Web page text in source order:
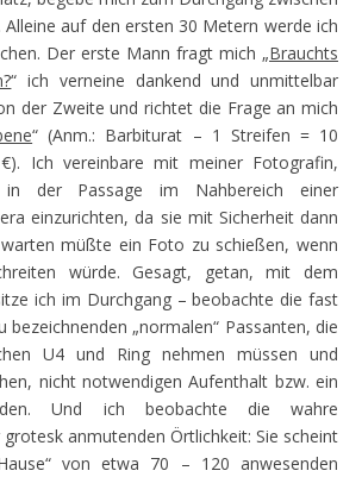
auf den ersten 30 Metern werde ich
Der erste Mann fragt mich „Brauchts
“ ich verneine dankend und unmittelbar
der Zweite und richtet die Frage an mich
“ (Anm.: Barbiturat – 1 Streifen = 10
Ich vereinbare mit meiner Fotografin,
in der Passage im Nahbereich einer
einzurichten, da sie mit Sicherheit dann
müßte ein Foto zu schießen, wenn
würde. Gesagt, getan, mit dem
ich im Durchgang – beobachte die fast
bezeichnenden „normalen“ Passanten, die
U4 und Ring nehmen müssen und
nicht notwendigen Aufenthalt bzw. ein
Und ich beobachte die wahre
anmutenden Örtlichkeit: Sie scheint
von etwa 70 – 120 anwesenden